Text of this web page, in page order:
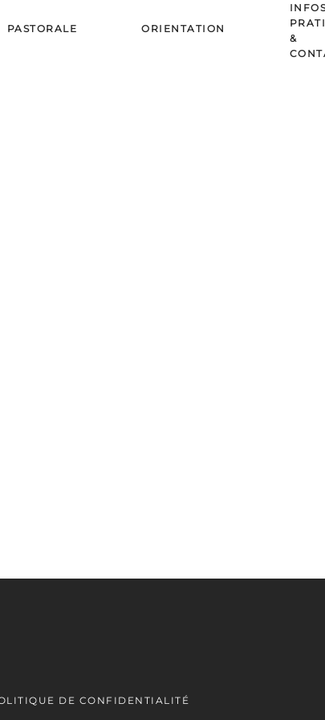
PASTORALE ORIENTATION
&
DE CONFIDENTIALITÉ